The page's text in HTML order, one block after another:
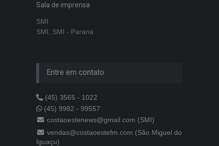
Sala de imprensa
SMI
SMI, SMI - Paraná
Entre em contato
(45) 3565 - 1022
(45) 9982 - 99557
costaoestenews@gmail.com (SMI)
vendas@costaoestefm.com (São Miguel do
Iguaçu)